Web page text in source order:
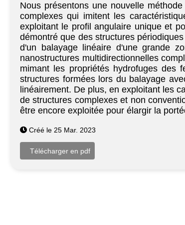
Nous présentons une nouvelle
complexes qui imitent les
exploitant le profil angulaire unique et
démontré que des structures
d'un balayage linéaire d'une grande
nanostructures multidirectionnelles
mimant les propriétés hydrofuges des
structures formées lors du balayage
linéairement. De plus, en exploitant les
de structures complexes et non
être encore exploitée pour élargir la
Créé le 25 Mar. 2023